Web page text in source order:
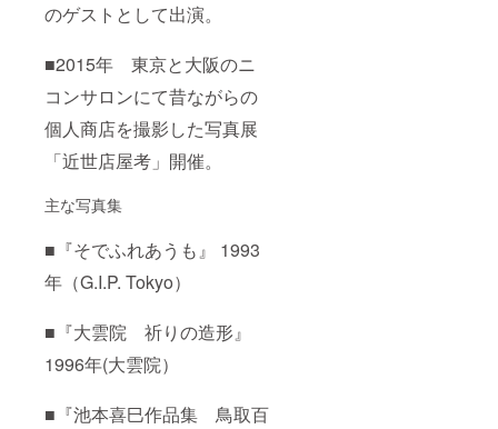
のゲストとして出演。
■2015年 東京と大阪のニ
コンサロンにて昔ながらの
個人商店を撮影した写真展
「近世店屋考」開催。
主な写真集
■『そでふれあうも』 1993
年（G.I.P. Tokyo）
■『大雲院 祈りの造形』
1996年(大雲院）
■『池本喜巳作品集 鳥取百